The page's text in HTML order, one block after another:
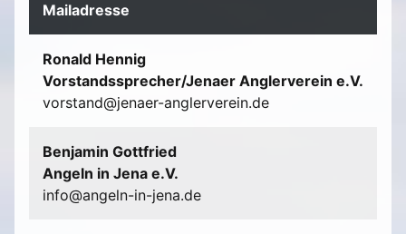
Mailadresse
Ronald Hennig
Vorstandssprecher/Jenaer Anglerverein e.V.
vorstand@jenaer-anglerverein.de
Benjamin Gottfried
Angeln in Jena e.V.
info@angeln-in-jena.de